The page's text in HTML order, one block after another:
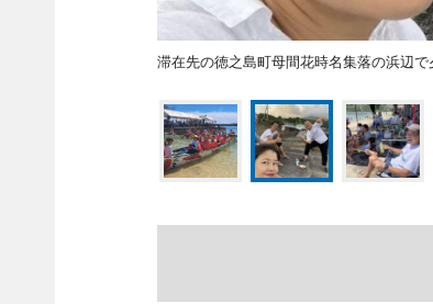
滞在先の徳之島町母間花時名集落の浜辺